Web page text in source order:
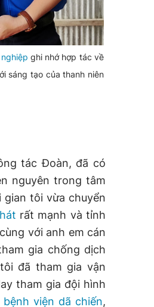
ghi nhớ hợp tác về
sáng tạo của thanh niên
tác Đoàn, đã có
nguyên trong tâm
tôi vừa chuyển
rất mạnh và tỉnh
với anh em cán
gia chống dịch
đã tham gia vận
tham gia đội hình
bệnh viện dã chiến,